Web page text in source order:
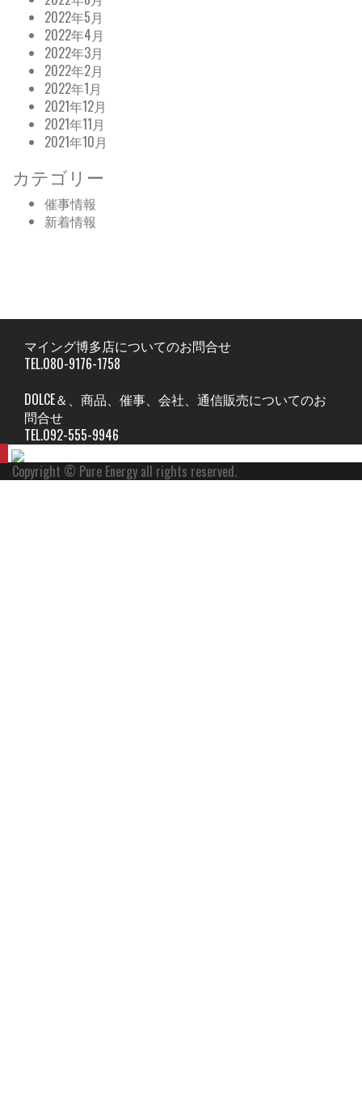
2022年5月
2022年4月
2022年3月
2022年2月
2022年1月
2021年12月
2021年11月
2021年10月
カテゴリー
催事情報
新着情報
マイング博多店についてのお問合せ
TEL.080-9176-1758
DOLCE＆、商品、催事、会社、通信販売についてのお
問合せ
TEL.092-555-9946
Copyright © Pure Energy all rights reserved.